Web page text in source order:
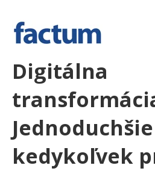
Digitálna
kedykoľvek